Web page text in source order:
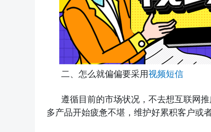
二、怎么就偏偏要采用视频短信
遵循目前的市场状况，不去想互联网
多产品开始疲惫不堪，维护好累积客户或